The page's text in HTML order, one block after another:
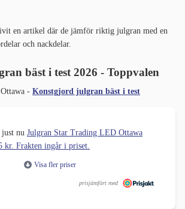
en artikel där de jämför riktig julgran med en
och nackdelar.
bäst i test 2026 - Toppvalen
- Konstgjord julgran bäst i test
just nu Julgran Star Trading LED Ottawa
kr. Frakten ingår i priset.
Visa fler priser
prisjämfört med